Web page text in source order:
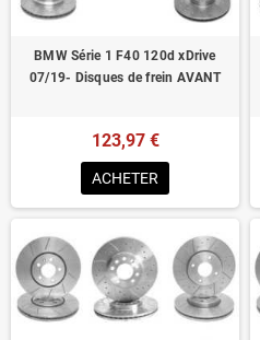
BMW Série 1 F40 120d xDrive
07/19- Disques de frein AVANT
123,97 €
ACHETER